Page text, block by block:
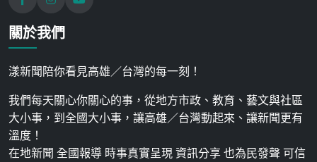
關於我們
漾新聞陪你看見高雄／台灣的每一刻！
我們每天關心你關心的事，從地方市政、教育、藝文與社區
大小事，到全國大小事，讓高雄／台灣動起來、讓新聞更有
溫度！
在地新聞 全國報導 時事真實呈現 資訊分享 也為民發聲 可信